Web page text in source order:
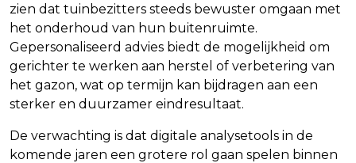
zien dat tuinbezitters steeds bewuster omgaan met
het onderhoud van hun buitenruimte.
Gepersonaliseerd advies biedt de mogelijkheid om
gerichter te werken aan herstel of verbetering van
het gazon, wat op termijn kan bijdragen aan een
sterker en duurzamer eindresultaat.
De verwachting is dat digitale analysetools in de
komende jaren een grotere rol gaan spelen binnen